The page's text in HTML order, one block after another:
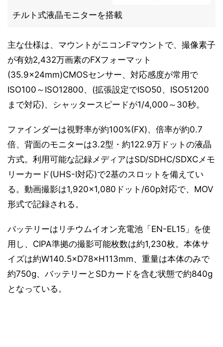
チルト式液晶モニターを搭載
主な仕様は、マウントがニコンFマウントで、撮像素子
が有効2,432万画素のFXフォーマット
(35.9×24mm)CMOSセンサー、対応感度が常用で
ISO100～ISO12800、(拡張設定でISO50、ISO51200
まで対応)、シャッタースピードが1/4,000～30秒。
ファインダーは視野率が約100%(FX)、倍率が約0.7
倍、背面のモニターは3.2型・約122.9万ドットの液晶
方式。利用可能な記録メディアはSD/SDHC/SDXCメモ
リーカード(UHS-I対応)で2基のスロットを備えてい
る。動画撮影は1,920×1,080ドット/60p対応で、MOV
形式で記録される。
バッテリーはリチウムイオン充電池「EN-EL15」を使
用し、CIPA準拠の撮影可能枚数は約1,230枚。本体サ
イズは約W140.5×D78×H113mm、重量は本体のみで
約750g、バッテリーとSDカードを含む状態で約840g
となっている。